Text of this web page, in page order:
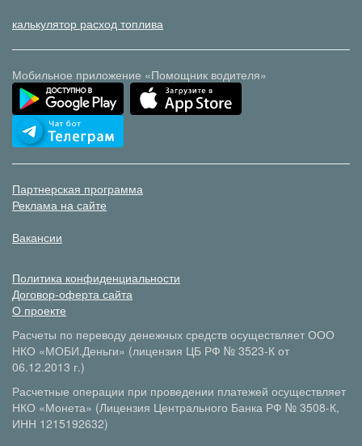
калькулятор расход топлива
Мобильное приложение «Помощник водителя»
Партнерская программа
Реклама на сайте
Вакансии
Политика конфиденциальности
Договор-оферта сайта
О проекте
Расчеты по переводу денежных средств осуществляет ООО
НКО «МОБИ.Деньги» (лицензия ЦБ РФ № 3523-К от
06.12.2013 г.)
Расчетные операции при проведении платежей осуществляет
НКО «Монета» (Лицензия Центрального Банка РФ № 3508-К,
ИНН 1215192632)